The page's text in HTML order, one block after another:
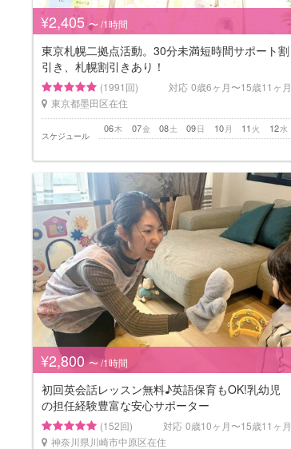
¥2,405 〜 /1時間
東京札幌二拠点活動。30分未満短時間サポート割
引き、札幌割引きあり！
(1991回) 対応 0歳6ヶ月〜15歳11ヶ月
東京都墨田区在住
スケジュール
木
06 金
07 土
08 日
09 月
10 火
11 水
12
¥2,800 〜 /1時間
初回英会話レッスン無料♪英語保育もOK!乳幼児
の担任経験豊富な安心サポーター
(152回) 対応 0歳10ヶ月〜15歳11ヶ月
神奈川県川崎市中原区在住